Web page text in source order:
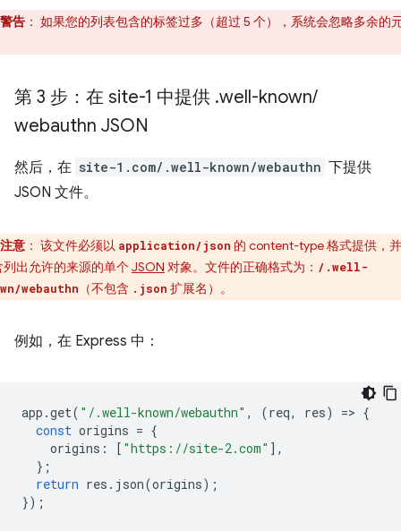
警告 ： 如果您的列表包含的标签过多（超过 5 个），系统会忽略多余的
第 3 步：在 site-1 中提供 .well-known/
webauthn JSON
然后，在 site-1.com/.well-known/webauthn 下提供
JSON 文件。
注意 ： 该文件必须以 application/json 的 content-type 格式提供，
列出允许的来源的单个JSON 对象。文件的正确格式为： /.well-
webauthn
（不包含 .json 扩展名）。
例如，在 Express 中：
app .get( "/.well-known/webauthn" , (req, res) => {
const origins = {
origins : [ "https://site-2.com" ],
};
return res . json(origins);
});